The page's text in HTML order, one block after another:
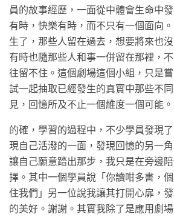
員的故事經歷，一面從中體會生命中
有時，快樂有時，而不只有一個面向
生了，那些人留在過去，想要將來也
有時也隨那些人和事一併留在那裡，
往留不住。這個劇場這個小組，只是
試一起抽取已經發生的真實中那些不
見，回憶所及不止一個維度一個可能。
的確，學習的過程中，不少學員發現
現自己活潑的一面，發現回憶的另一
讓自己願意踏出那步，我只是在旁邊
擇。其中一個學員說「你讀咁多書，
住我們」另一位說我讓其打開心扉，
的美好。謝謝。其實我除了是應用劇